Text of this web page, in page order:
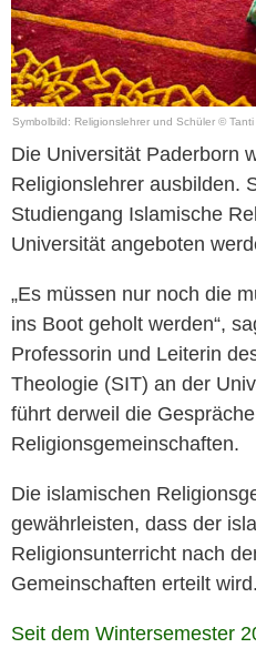
Symbolbild: Religionslehrer und Schüler ©
Die Universität Paderborn
Religionslehrer ausbilden.
Studiengang Islamische
Universität angeboten
„Es müssen nur noch die
ins Boot geholt werden“,
Professorin und Leiterin
Theologie (SIT) an der
führt derweil die
Religionsgemeinschaften.
Die islamischen
gewährleisten, dass der
Religionsunterricht nach
Gemeinschaften erteilt wird.
Seit dem Wintersemester